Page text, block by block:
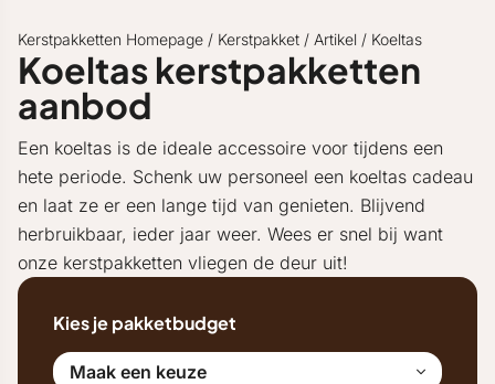
Kerstpakketten Homepage / Kerstpakket / Artikel / Koeltas
Koeltas kerstpakketten
aanbod
Een koeltas is de ideale accessoire voor tijdens een
hete periode. Schenk uw personeel een koeltas cadeau
en laat ze er een lange tijd van genieten. Blijvend
herbruikbaar, ieder jaar weer. Wees er snel bij want
onze kerstpakketten vliegen de deur uit!
Kies je pakketbudget
Maak een keuze